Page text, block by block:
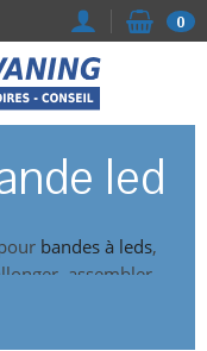
0
led
bandes à leds,
assembler,